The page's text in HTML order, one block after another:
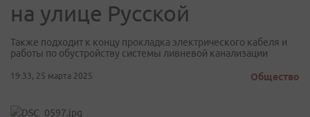
на улице Русской
Также подходит к концу прокладка электрического кабеля и
работы по обустройству системы ливневой канализации
19:33, 25 марта 2025 Общество